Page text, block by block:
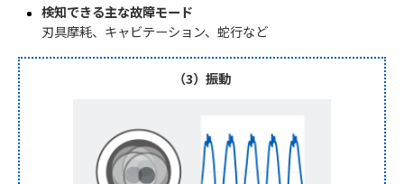
検知できる主な故障モード
刃具摩耗、キャビテーション、蛇行など
（3）振動